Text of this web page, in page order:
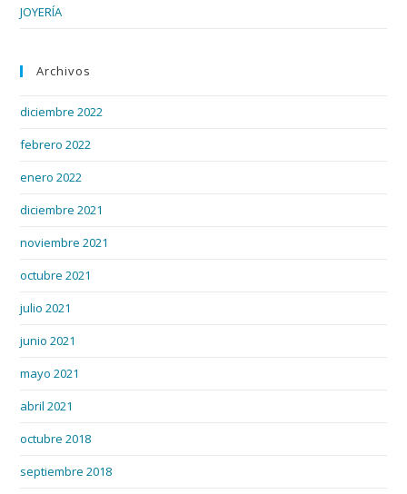
JOYERÍA
Archivos
diciembre 2022
febrero 2022
enero 2022
diciembre 2021
noviembre 2021
octubre 2021
julio 2021
junio 2021
mayo 2021
abril 2021
octubre 2018
septiembre 2018